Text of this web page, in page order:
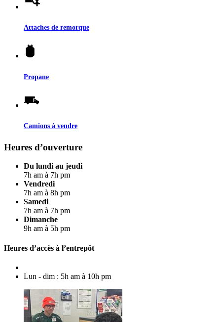
Attaches de remorque
Propane
Camions à vendre
Heures d’ouverture
Du lundi au jeudi
7h am à 7h pm
Vendredi
7h am à 8h pm
Samedi
7h am à 7h pm
Dimanche
9h am à 5h pm
Heures d’accès à l’entrepôt
Lun - dim : 5h am à 10h pm